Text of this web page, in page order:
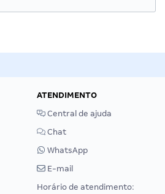
ATENDIMENTO
Central de ajuda
Chat
WhatsApp
E-mail
Horário de atendimento: